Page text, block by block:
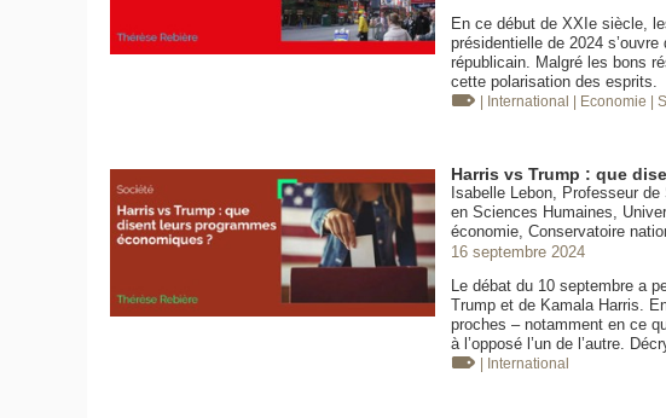
En ce début de XXIe siècle,
présidentielle de 2024
républicain. Malgré les bons
cette polarisation des esprits.
| International | Economie |
Harris vs Trump : que
Isabelle Lebon, Professeur
en Sciences Humaines,
économie, Conservatoire
16 septembre 2024
Le débat du 10 septembre a
Trump et de Kamala Harris.
proches – notamment en ce
à l’opposé l’un de l’autre.
| International